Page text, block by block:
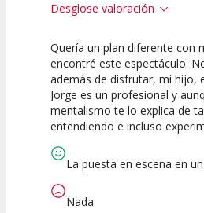
Desglose valoración
10
Calidad del
Espectáculo
10
Puesta en
Escena
Quería un plan diferente con
encontré este espectáculo.
además de disfrutar, mi hijo,
Jorge es un profesional y
mentalismo te lo explica de
entendiendo e incluso
La puesta en escena en
Nada